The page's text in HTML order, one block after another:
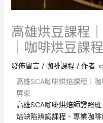
高雄烘豆課程
｜咖啡烘豆課
發佈留言 / 咖啡課程 / 作者:
高雄SCA咖啡烘焙課程｜
屏東
高雄SCA咖啡烘焙師證照
焙缺陷辨識課程、專業咖